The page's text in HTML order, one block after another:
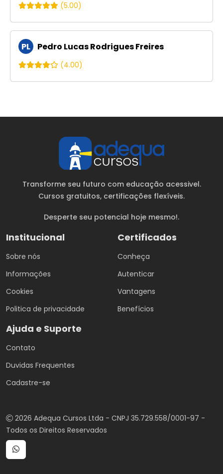
(5.00)
PL Pedro Lucas Rodrigues Freires
(4.00)
Transforme seu futuro com educação acessivel.
Cursos gratuitos, certificações flexíveis.
Desperte seu potencial hoje mesmo!.
Institucional
Sobre nós
Informações
Cookies
Politica de privacidade
Certificados
Conheça
Autenticar
Vantagens
Benefícios
Ajuda e Suporte
Contato
Duvidas Frequentes
Cadastre-se
2026 Adequa Cursos Ltda - CNPJ 35.729.558/0001-97 -
Todos os Direitos Reservados